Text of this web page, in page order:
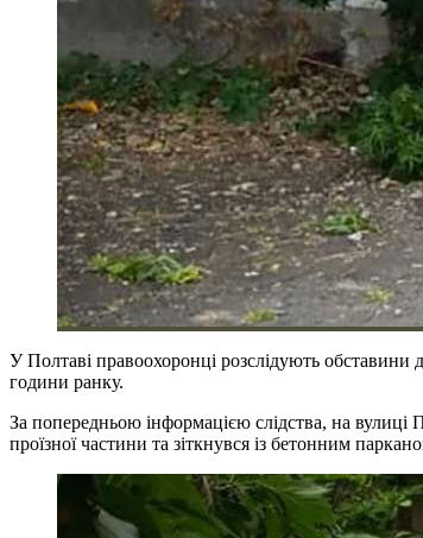
У Полтаві правоохоронці розслідують обставини
години ранку.
За попередньою інформацією слідства, на вулиці
проїзної частини та зіткнувся із бетонним